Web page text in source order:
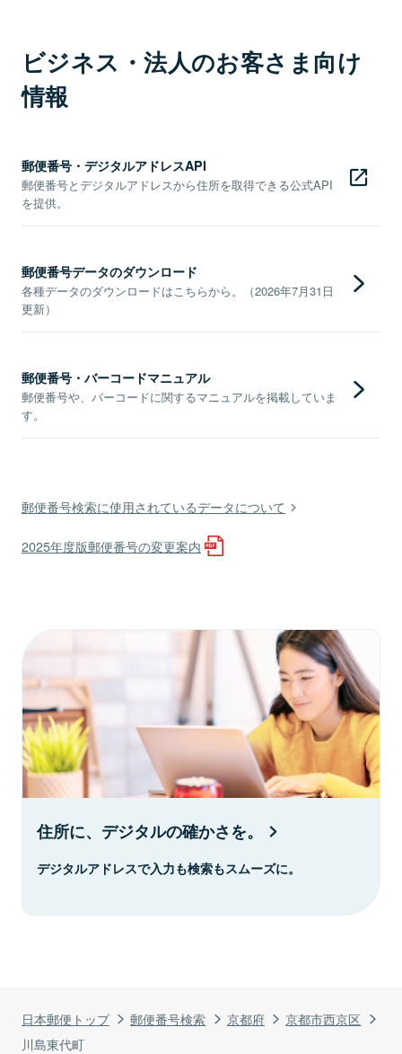
日本郵便トップ 郵便番号検索 京都府
京都市西京区
川島東代町
ビジネス・法人のお客さま向け
情報
郵便番号・デジタルアドレスAPI
郵便番号とデジタルアドレスから住所を取得できる公式API
を提供。
郵便番号データのダウンロード
各種データのダウンロードはこちらから。（2026年7月31日
更新）
郵便番号・バーコードマニュアル
郵便番号や、バーコードに関するマニュアルを掲載していま
す。
郵便番号検索に使用されているデータについて
2025年度版郵便番号の変更案内
住所に、デジタルの確かさを。
デジタルアドレスで入力も検索もスムーズに。